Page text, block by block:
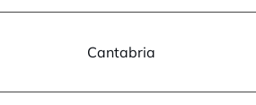
opens in a new tabCantabria